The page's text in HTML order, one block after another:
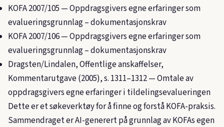
KOFA 2007/105 — Oppdragsgivers egne erfaringer som
evalueringsgrunnlag – dokumentasjonskrav
KOFA 2007/106— Oppdragsgivers egne erfaringer som
evalueringsgrunnlag – dokumentasjonskrav
Dragsten/Lindalen, Offentlige anskaffelser,
Kommentarutgave (2005), s. 1311–1312 — Omtale av
oppdragsgivers egne erfaringer i tildelingsevalueringen
Dette er et søkeverktøy for å finne og forstå KOFA-praksis.
Sammendraget er AI-generert på grunnlag av KOFAs egen